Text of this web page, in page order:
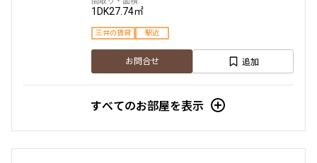
1DK27.74㎡
三井の賃貸 駅近
お問合せ 追加
すべてのお部屋を表示